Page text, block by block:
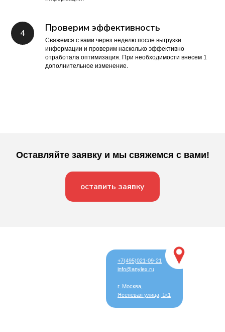
Проверим эффективность
Свяжемся с вами через неделю после выгрузки
информации и проверим насколько эффективно
отработала оптимизация. При необходимости внесем 1
дополнительное изменение.
Оставляйте заявку и мы свяжемся с вами!
оставить заявку
+7(495)021-09-21
info@anylex.ru
г. Москва,
Ясеневая улица, 1к1